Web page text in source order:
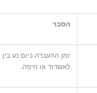
הסבר
לאשדוד או חיפה.